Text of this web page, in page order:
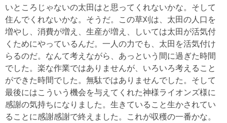
いところじゃないの太田はと思ってくれないかな。そして
住んでくれないかな。そうだ。この草刈は、太田の人口を
増やし、消費が増え、生産が増え、しいては太田が活気付
くためにやっているんだ。一人の力でも、太田を活気付け
らるのだ。なんて考えながら、あっという間に過ぎた時間
でした。楽な作業ではありませんが、いろいろ考えること
ができた時間でした。無駄ではありませんでした。そして
最後にはこういう機会を与えてくれた神様ライオンズ様に
感謝の気持ちになりました。生きていること生かされてい
ることに感謝感謝で終えました。これが収穫の一番かな。